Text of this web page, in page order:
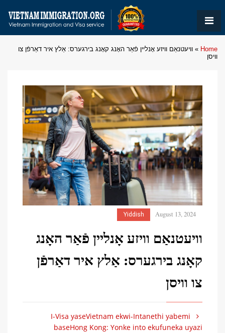
Home
» וויעטנאַם וויזע אָנליין פֿאַר האָנג קאָנג בירגערס: אַלץ איר דאַרפֿן צו
וויסן
August 13, 2024
Yiddish
וויעטנאַם וויזע אָנליין פֿאַר האָנג
קאָנג בירגערס: אַלץ איר דאַרפֿן
צו וויסן
I-Visa yaseVietnam ekwi-Intanethi yabemi
baseHong Kong: Yonke into ekufuneka uyazi